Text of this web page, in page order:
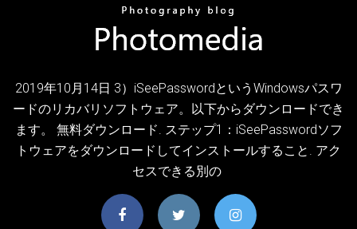
2019年10月14日 3）iSeePasswordというWindowsパスワ
ードのリカバリソフトウェア。以下からダウンロードでき
ます。 無料ダウンロード. ステップ1：iSeePasswordソフ
トウェアをダウンロードしてインストールすること. アク
セスできる別の